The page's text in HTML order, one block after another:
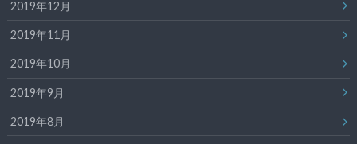
2019年12月
2019年11月
2019年10月
2019年9月
2019年8月